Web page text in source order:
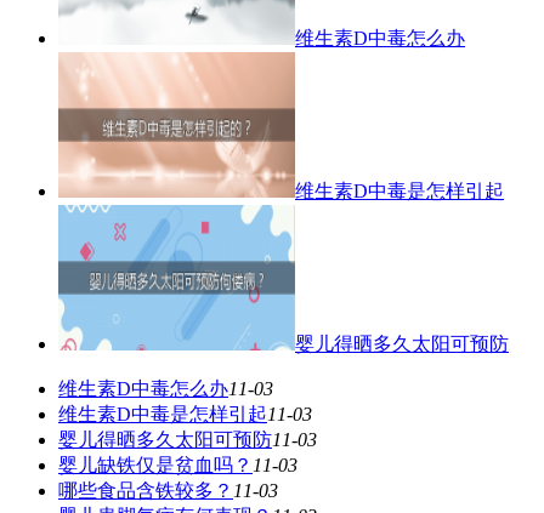
维生素D中毒怎么办
维生素D中毒是怎样引起
婴儿得晒多久太阳可预防
维生素D中毒怎么办11-03
维生素D中毒是怎样引起11-03
婴儿得晒多久太阳可预防11-03
婴儿缺铁仅是贫血吗？ 11-03
哪些食品含铁较多？ 11-03